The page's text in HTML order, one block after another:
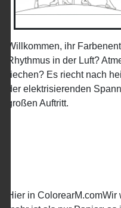
Willkommen, ihr
Rhythmus in der Luft?
riechen? Es riecht nach
der elektrisierenden
großen Auftritt.
Hier in